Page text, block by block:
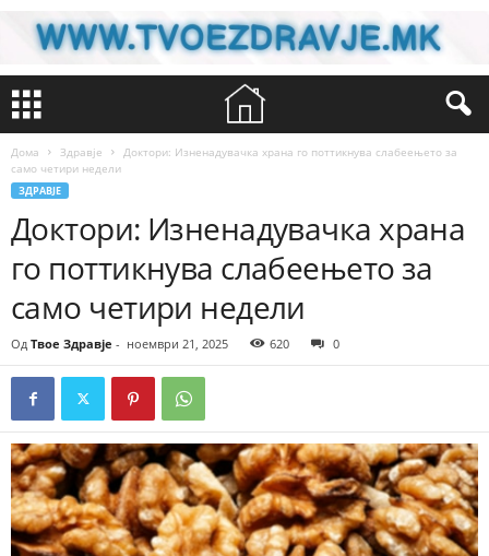
Дома Здравје
Доктори: Изненадувачка храна го поттикнува слабеењето за
само четири недели
ЗДРАВЈЕ
Доктори: Изненадувачка храна
го поттикнува слабеењето за
само четири недели
Од Твое Здравје - ноември 21, 2025 620 0